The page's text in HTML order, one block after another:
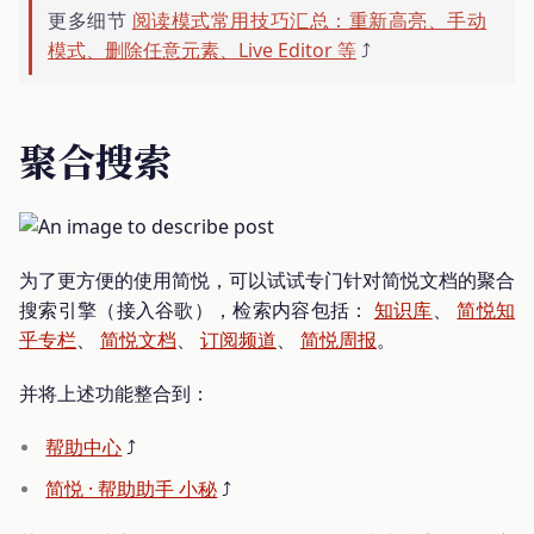
更多细节 阅读模式常用技巧汇总：重新高亮、手动
模式、删除任意元素、Live Editor 等⤴️
聚合搜索
为了更方便的使用简悦，可以试试专门针对简悦文档的聚合
搜索引擎（接入谷歌），检索内容包括： 知识库、简悦知
乎专栏、 简悦文档、 订阅频道、 简悦周报。
并将上述功能整合到：
帮助中心⤴️
简悦 · 帮助助手 小秘⤴️